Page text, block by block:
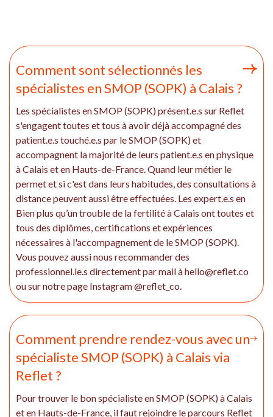
Comment sont sélectionnés les
spécialistes en SMOP (SOPK) à Calais ?
Les spécialistes en SMOP (SOPK) présent.e.s sur Reflet
s'engagent toutes et tous à avoir déjà accompagné des
patient.e.s touché.e.s par le SMOP (SOPK) et
accompagnent la majorité de leurs patient.e.s en physique
à Calais et en Hauts-de-France. Quand leur métier le
permet et si c'est dans leurs habitudes, des consultations à
distance peuvent aussi être effectuées. Les expert.e.s en
Bien plus qu’un trouble de la fertilité à Calais ont toutes et
tous des diplômes, certifications et expériences
nécessaires à l'accompagnement de le SMOP (SOPK).
Vous pouvez aussi nous recommander des
professionnel.le.s directement par mail à hello@reflet.co
ou sur notre page Instagram @reflet_co.
Comment prendre rendez-vous avec un
spécialiste SMOP (SOPK) à Calais via
Reflet ?
Pour trouver le bon spécialiste en SMOP (SOPK) à Calais
et en Hauts-de-France, il faut rejoindre le parcours Reflet